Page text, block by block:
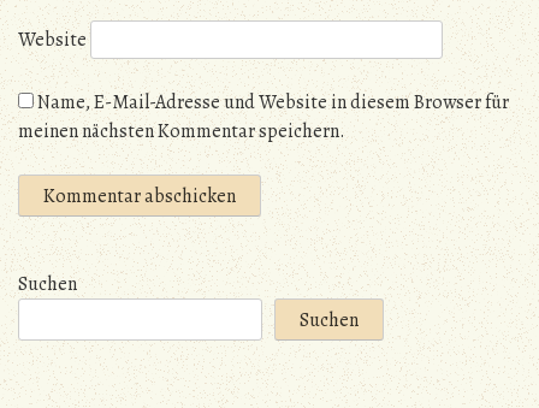
Website
Name, E-Mail-Adresse und Website in diesem Browser für
meinen nächsten Kommentar speichern.
Suchen
Suchen